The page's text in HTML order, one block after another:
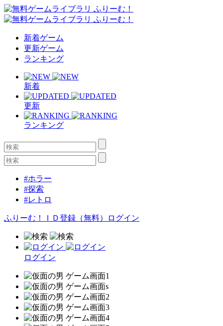
新着ゲーム
更新ゲーム
ランキング
新着
更新
ランキング
#ホラー
#探索
#レトロ
ふりーむ！ＩＤ登録（無料） ログイン
ログイン